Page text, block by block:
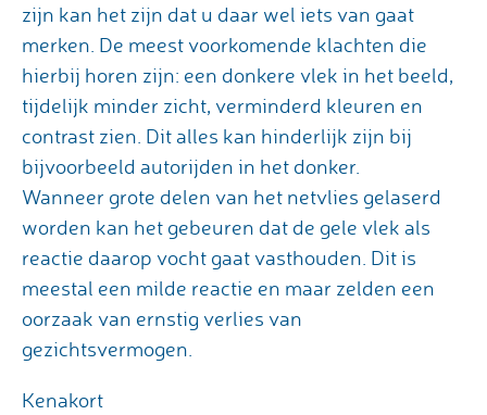
zijn kan het zijn dat u daar wel iets van gaat
merken. De meest voorkomende klachten die
hierbij horen zijn: een donkere vlek in het beeld,
tijdelijk minder zicht, verminderd kleuren en
contrast zien. Dit alles kan hinderlijk zijn bij
bijvoorbeeld autorijden in het donker.
Wanneer grote delen van het netvlies gelaserd
worden kan het gebeuren dat de gele vlek als
reactie daarop vocht gaat vasthouden. Dit is
meestal een milde reactie en maar zelden een
oorzaak van ernstig verlies van
gezichtsvermogen.
Kenakort